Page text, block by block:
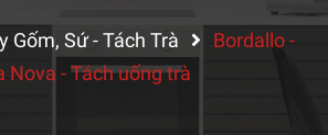
Gốm, Sứ - Tách Trà
Bordallo -
Nova - Tách uống trà